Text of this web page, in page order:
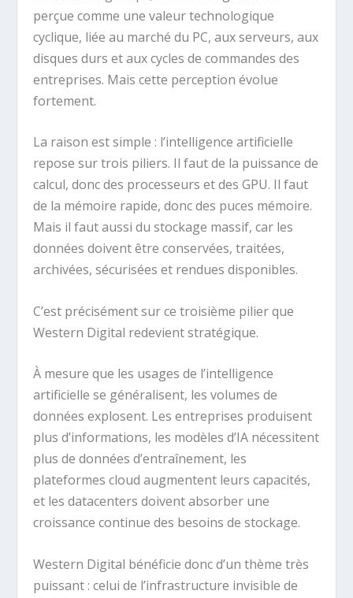
perçue comme une valeur technologique
cyclique, liée au marché du PC, aux serveurs, aux
disques durs et aux cycles de commandes des
entreprises. Mais cette perception évolue
fortement.
La raison est simple : l’intelligence artificielle
repose sur trois piliers. Il faut de la puissance de
calcul, donc des processeurs et des GPU. Il faut
de la mémoire rapide, donc des puces mémoire.
Mais il faut aussi du stockage massif, car les
données doivent être conservées, traitées,
archivées, sécurisées et rendues disponibles.
C’est précisément sur ce troisième pilier que
Western Digital redevient stratégique.
À mesure que les usages de l’intelligence
artificielle se généralisent, les volumes de
données explosent. Les entreprises produisent
plus d’informations, les modèles d’IA nécessitent
plus de données d’entraînement, les
plateformes cloud augmentent leurs capacités,
et les datacenters doivent absorber une
croissance continue des besoins de stockage.
Western Digital bénéficie donc d’un thème très
puissant : celui de l’infrastructure invisible de